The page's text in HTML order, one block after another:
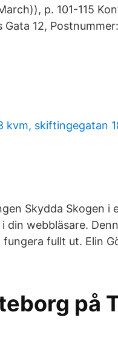
p. 101-115
12,
skiftingegatan
Skydda Skogen i
webbläsare.
fullt ut. Elin
på